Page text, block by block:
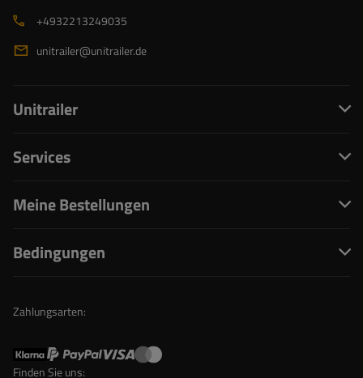
+4932213249035
unitrailer@unitrailer.de
Unitrailer
Services
Meine Bestellungen
Bedingungen
Zahlungsarten:
Finden Sie uns: